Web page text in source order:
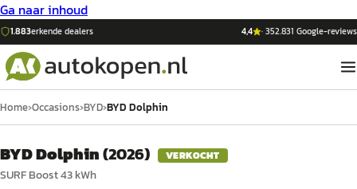
Ga naar inhoud
1.883erkende dealers 4,4 ·352.831 Google-reviews
Home›Occasions›BYD›BYD Dolphin
BYD Dolphin(2026) VERKOCHT
SURF Boost 43 kWh